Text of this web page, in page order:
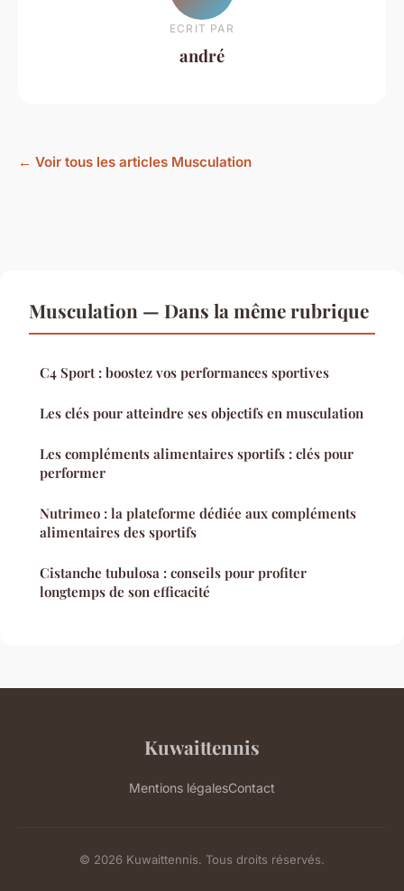
ECRIT PAR
andré
← Voir tous les articles Musculation
Musculation — Dans la même rubrique
C4 Sport : boostez vos performances sportives
Les clés pour atteindre ses objectifs en musculation
Les compléments alimentaires sportifs : clés pour
performer
Nutrimeo : la plateforme dédiée aux compléments
alimentaires des sportifs
Cistanche tubulosa : conseils pour profiter
longtemps de son efficacité
Kuwaittennis
Mentions légalesContact
© 2026 Kuwaittennis. Tous droits réservés.